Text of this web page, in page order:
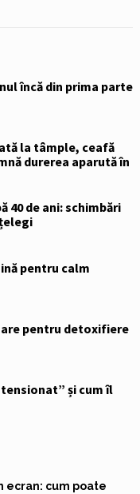
încă din prima parte
la tâmple, ceafă
durerea aparută în
40 de ani: schimbări
pentru calm
pentru detoxifiere
și cum îl
ecran: cum poate